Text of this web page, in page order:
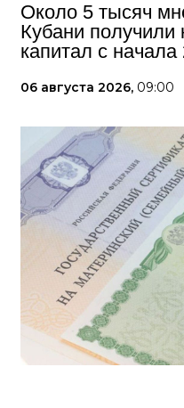
Около 5 тысяч
Кубани получили
капитал с начала
06 августа 2026, 09:00